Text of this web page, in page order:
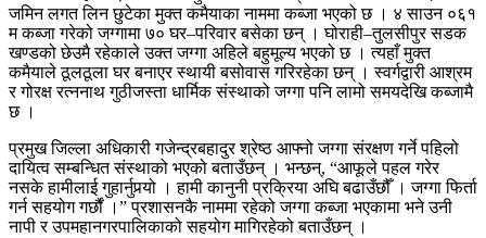
जमिन लगत लिन छुटेका मुक्त कमैयाका नाममा कब्जा भएको छ । ४ साउन ०६१
म कब्जा गरेको जग्गामा ७० घर–परिवार बसेका छन् । घोराही–तुलसीपुर सडक
खण्डको छेउमै रहेकाले उक्त जग्गा अहिले बहुमूल्य भएको छ । त्यहाँ मुक्त
कमैयाले ठूलठूला घर बनाएर स्थायी बसोवास गरिरहेका छन् । स्वर्गद्वारी आश्रम
र गोरक्ष रत्ननाथ गुठीजस्ता धार्मिक संस्थाको जग्गा पनि लामो समयदेखि कब्जामै
छ ।
प्रमुख जिल्ला अधिकारी गजेन्द्रबहादुर श्रेष्ठ आफ्नो जग्गा संरक्षण गर्ने पहिलो
दायित्व सम्बन्धित संस्थाको भएको बताउँछन् । भन्छन्, “आफूले पहल गरेर
नसके हामीलाई गुहार्नुपर्‍यो । हामी कानुनी प्रक्रिया अघि बढाउँछौँ । जग्गा फिर्ता
गर्न सहयोग गर्छौं ।” प्रशासनकै नाममा रहेको जग्गा कब्जा भएकामा भने उनी
नापी र उपमहानगरपालिकाको सहयोग मागिरहेको बताउँछन् ।